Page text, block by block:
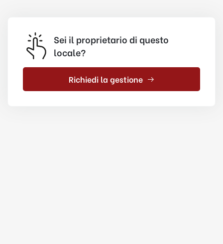
Sei il proprietario di questo
locale?
Richiedi la gestione